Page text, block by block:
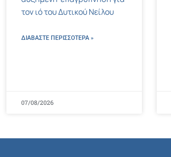
τον ιό του Δυτικού Νείλου
ΔΙΑΒΑΣΤΕ ΠΕΡΙΣΣΌΤΕΡΑ »
07/08/2026